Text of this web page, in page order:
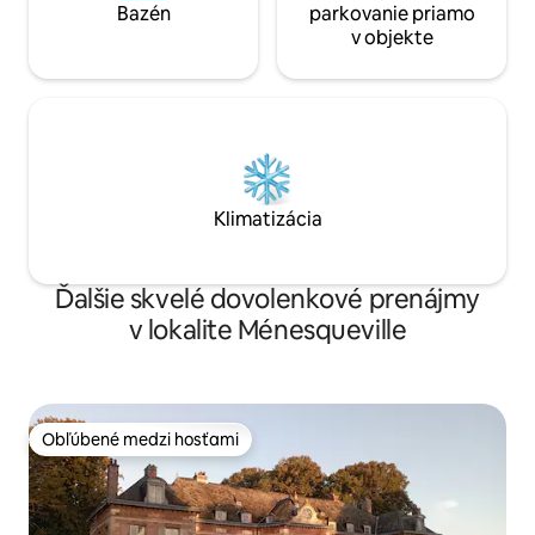
Bazén
parkovanie priamo
v objekte
Klimatizácia
Ďalšie skvelé dovolenkové prenájmy
v lokalite Ménesqueville
Obľúbené medzi hosťami
Obľúbené medzi hosťami